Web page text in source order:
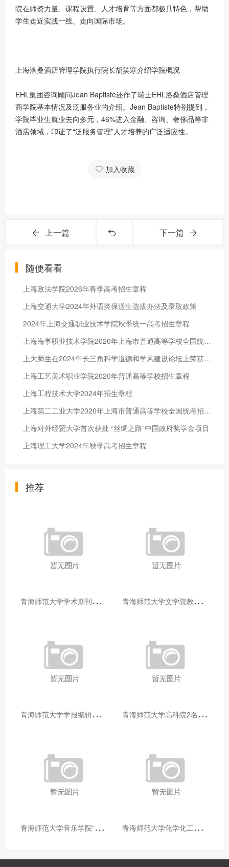
院在师资力量、课程设置、人才培育等方面都极具特色，帮助
学生走近实践一线、走向国际市场。
上海洛桑酒店管理学院执行院长胡笑寒介绍学院概况
EHL集团咨询顾问Jean Baptiste还作了瑞士EHL洛桑酒店管理
商学院基本情况及泛服务业的介绍。Jean Baptiste特别提到，
学院毕业生就业去向多元，46%进入金融、咨询、奢侈品等非
酒店领域，印证了“泛服务管理”人才培养的广泛适应性。
加入收藏
上一篇 下一篇
随便看看
上海政法学院2026年春季高考招生章程
上海交通大学2024年外语类保送生选拔办法及录取政策
2024年上海交通职业技术学院秋季统一高考招生章程
上海海事职业技术学院2020年上海市普通高等学校全国统考招生章程
上大师生在2024年长三角科学道德和学风建设论坛上荣获佳绩
上海工艺美术职业学院2020年普通高等学校招生章程
上海工程技术大学2024年招生章程
上海第二工业大学2020年上海市普通高等学校全国统考招生章程 （秋季统一高考）
上海对外经贸大学首次获批 “丝绸之路”中国政府奖学金项目
上海理工大学2024年秋季高考招生章程
推荐
青
海师范大学学术期刊两个专栏入选2025年青海省期刊重点专栏 青
海师范大学文学院教师赴山东省相关高校和学术机构交流学习
青
海师范大学学报编辑部赴大通县城关镇上毛佰胜村开展帮扶慰问活动 青
海师范大学高科院2名专家当选中国科学院院士
青
海师范大学音乐学院“青舞华章”本科舞蹈专业中期汇报圆满落幕 青
海师范大学化学化工学院开展铸牢中华民族共同体意识大讲堂活动